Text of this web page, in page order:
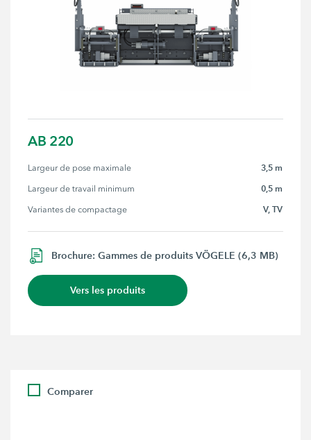
AB 220
Largeur de pose maximale 3,5 m
Largeur de travail minimum 0,5 m
Variantes de compactage V, TV
Brochure: Gammes de produits VÖGELE (6,3 MB)
Vers les produits
Comparer